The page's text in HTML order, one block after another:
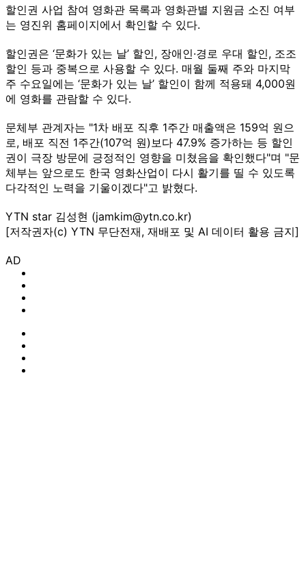
할인권 사업 참여 영화관 목록과 영화관별 지원금 소진 여부
는 영진위 홈페이지에서 확인할 수 있다.
할인권은 ‘문화가 있는 날’ 할인, 장애인·경로 우대 할인, 조조
할인 등과 중복으로 사용할 수 있다. 매월 둘째 주와 마지막
주 수요일에는 ‘문화가 있는 날’ 할인이 함께 적용돼 4,000원
에 영화를 관람할 수 있다.
문체부 관계자는 "1차 배포 직후 1주간 매출액은 159억 원으
로, 배포 직전 1주간(107억 원)보다 47.9% 증가하는 등 할인
권이 극장 방문에 긍정적인 영향을 미쳤음을 확인했다"며 "문
체부는 앞으로도 한국 영화산업이 다시 활기를 띨 수 있도록
다각적인 노력을 기울이겠다"고 밝혔다.
YTN star 김성현 (jamkim@ytn.co.kr)
[저작권자(c) YTN 무단전재, 재배포 및 AI 데이터 활용 금지]
AD